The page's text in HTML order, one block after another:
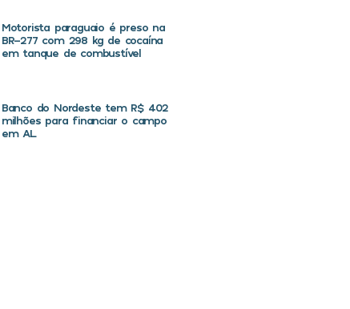
Motorista paraguaio é preso na
BR-277 com 298 kg de cocaína
em tanque de combustível
Banco do Nordeste tem R$ 402
milhões para financiar o campo
em AL